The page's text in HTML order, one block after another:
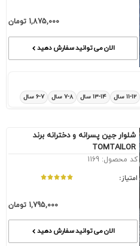
1,875,000 تومان
الان می توانید سفارش دهید
۱۱-۱۲ سال ۱۳-۱۴ سال ۷-۸ سال ۶-۷ سال
شلوار جین پسرانه و دخترانه برند
TOMTAILOR
کد محصول: 1169
امتیاز:
1,795,000 تومان
الان می توانید سفارش دهید